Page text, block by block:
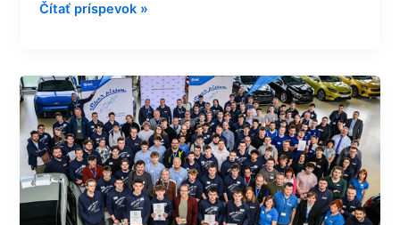
Čítať príspevok »
Slovenský
tím
tretí
na
medzinárodnom
kole
súťaže